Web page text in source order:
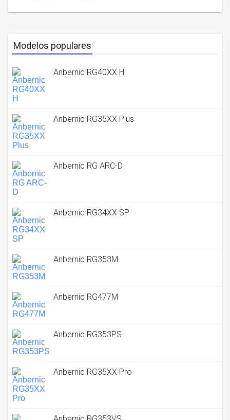
Modelos populares
Anbernic RG40XX H
Anbernic RG35XX Plus
Anbernic RG ARC-D
Anbernic RG34XX SP
Anbernic RG353M
Anbernic RG477M
Anbernic RG353PS
Anbernic RG35XX Pro